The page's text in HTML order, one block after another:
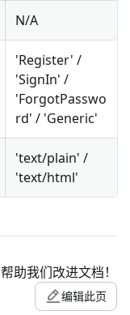
N/A
'Register' /
'SignIn' /
'ForgotPasswo
rd' / 'Generic'
'text/plain' /
'text/html'
帮助我们改进文档！
编辑此页